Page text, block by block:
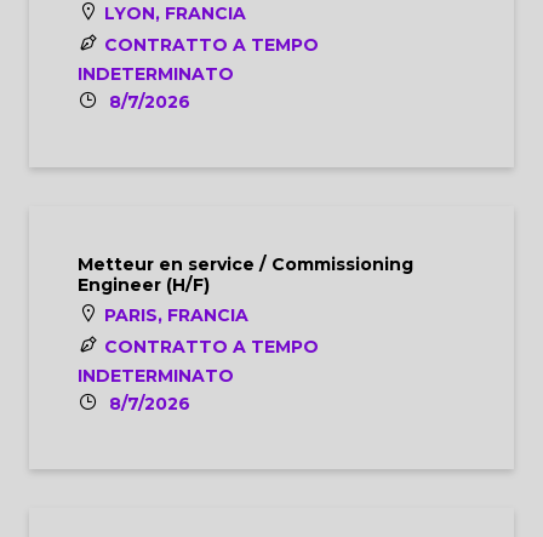
LYON, FRANCIA
CONTRATTO A TEMPO
INDETERMINATO
8/7/2026
Metteur en service / Commissioning
Engineer (H/F)
PARIS, FRANCIA
CONTRATTO A TEMPO
INDETERMINATO
8/7/2026